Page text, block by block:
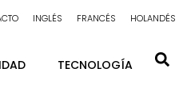
INGLÉS FRANCÉS HOLANDÉS
TECNOLOGÍA